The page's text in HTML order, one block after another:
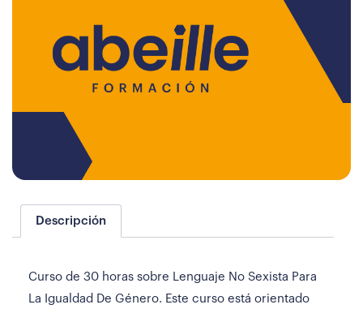
Descripción
Curso de 30 horas sobre Lenguaje No Sexista Para
La Igualdad De Género. Este curso está orientado